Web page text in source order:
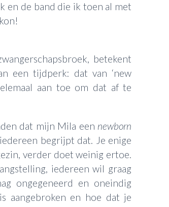
en de band die ik toen al met
betekent
een tijdperk: dat van ‘new
aan toe om dat af te
dat mijn Mila een newborn
begrijpt dat. Je enige
verder doet weinig ertoe.
iedereen wil graag
ongegeneerd en oneindig
aangebroken en hoe dat je